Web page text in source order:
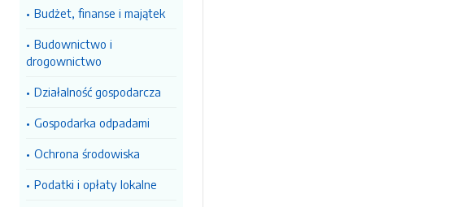
Budżet, finanse i majątek
Budownictwo i
drogownictwo
Działalność gospodarcza
Gospodarka odpadami
Ochrona środowiska
Podatki i opłaty lokalne